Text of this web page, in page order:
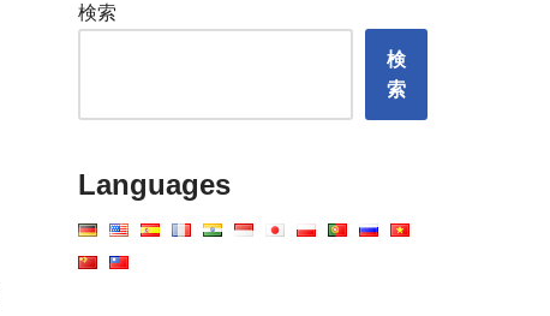
検索
検
索
Languages